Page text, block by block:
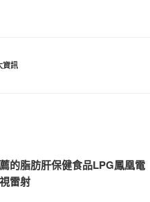
資訊
的脂肪肝保健食品LPG鳳凰電
雷射